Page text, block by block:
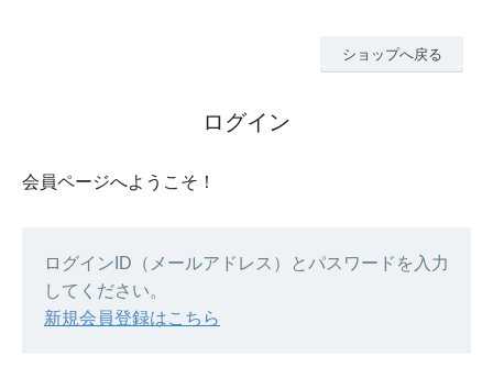
ショップへ戻る
ログイン
会員ページへようこそ！
ログインID（メールアドレス）とパスワードを入力
してください。
新規会員登録はこちら